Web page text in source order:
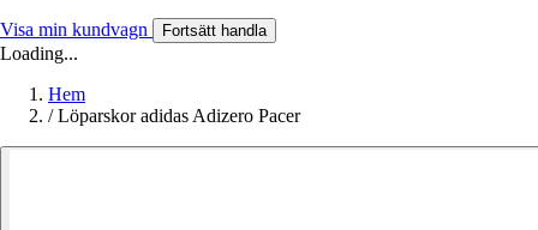
Visa min kundvagn Fortsätt handla
Loading...
Hem
/ Löparskor adidas Adizero Pacer